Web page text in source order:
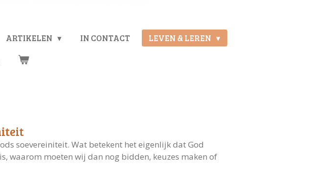
ARTIKELEN IN CONTACT LEVEN & LEREN
soevereiniteit. Wat betekent het eigenlijk dat God
waarom moeten wij dan nog bidden, keuzes maken of